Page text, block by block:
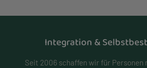
Integration &
Seit 2006 schaffen wir für